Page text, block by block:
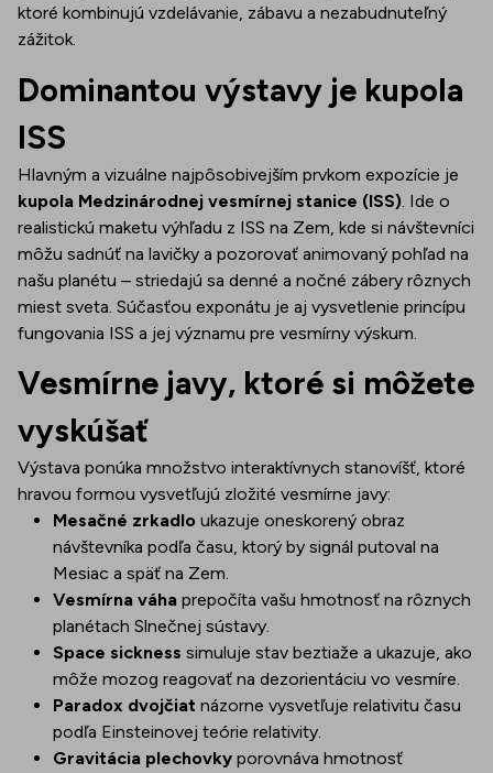
ktoré kombinujú vzdelávanie, zábavu a nezabudnuteľný
zážitok.
Dominantou výstavy je kupola
ISS
Hlavným a vizuálne najpôsobivejším prvkom expozície je
kupola Medzinárodnej vesmírnej stanice (ISS) . Ide o
realistickú maketu výhľadu z ISS na Zem, kde si návštevníci
môžu sadnúť na lavičky a pozorovať animovaný pohľad na
našu planétu – striedajú sa denné a nočné zábery rôznych
miest sveta. Súčasťou exponátu je aj vysvetlenie princípu
fungovania ISS a jej významu pre vesmírny výskum.
Vesmírne javy, ktoré si môžete
vyskúšať
Výstava ponúka množstvo interaktívnych stanovíšť, ktoré
hravou formou vysvetľujú zložité vesmírne javy:
Mesačné zrkadlo ukazuje oneskorený obraz
návštevníka podľa času, ktorý by signál putoval na
Mesiac a späť na Zem.
Vesmírna váha prepočíta vašu hmotnosť na rôznych
planétach Slnečnej sústavy.
Space sickness simuluje stav beztiaže a ukazuje, ako
môže mozog reagovať na dezorientáciu vo vesmíre.
Paradox dvojčiat názorne vysvetľuje relativitu času
podľa Einsteinovej teórie relativity.
Gravitácia plechovky porovnáva hmotnosť